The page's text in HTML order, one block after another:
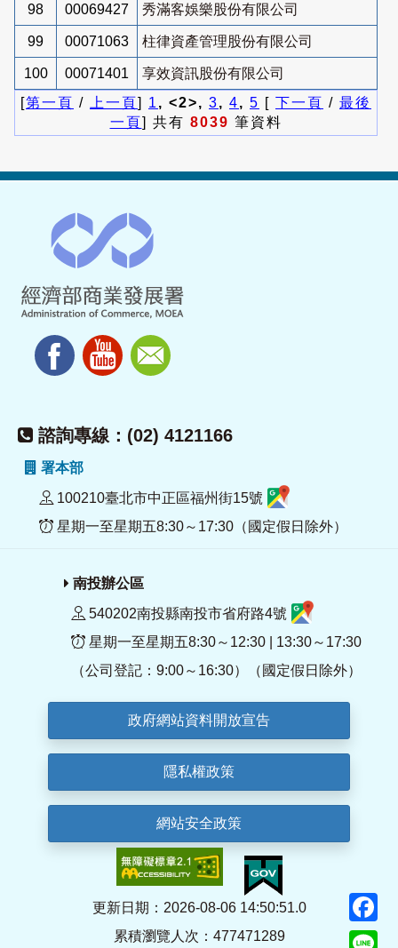
98 00069427 秀滿客娛樂股份有限公司
99 00071063 柱律資產管理股份有限公司
100 00071401
享效資訊股份有限公司
[第一頁 / 上一頁] 1 , <2>, 3, 4, 5 [ 下一頁 / 最後
一頁] 共有 8039 筆資料
諮詢專線：(02) 4121166
署本部
100210臺北市中正區福州街15號
星期一至星期五8:30～17:30（國定假日除外）
南投辦公區
540202南投縣南投市省府路4號
星期一至星期五8:30～12:30 | 13:30～17:30
（公司登記：9:00～16:30）（國定假日除外）
政府網站資料開放宣告
隱私權政策
網站安全政策
更新日期：2026-08-06 14:50:51.0
累積瀏覽人次：477471289